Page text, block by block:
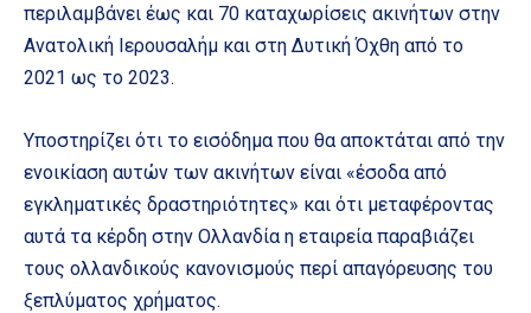
περιλαμβάνει έως και 70 καταχωρίσεις ακινήτων στην
Ανατολική Ιερουσαλήμ και στη Δυτική Όχθη από το
2021 ως το 2023.
Υποστηρίζει ότι το εισόδημα που θα αποκτάται από την
ενοικίαση αυτών των ακινήτων είναι «έσοδα από
εγκληματικές δραστηριότητες» και ότι μεταφέροντας
αυτά τα κέρδη στην Ολλανδία η εταιρεία παραβιάζει
τους ολλανδικούς κανονισμούς περί απαγόρευσης του
ξεπλύματος χρήματος.